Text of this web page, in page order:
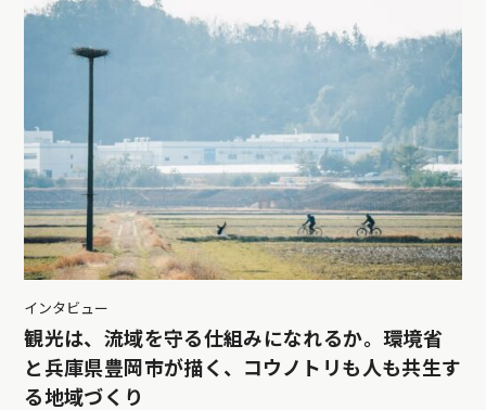
インタビュー
観光は、流域を守る仕組みになれるか。環境省
と兵庫県豊岡市が描く、コウノトリも人も共生す
る地域づくり